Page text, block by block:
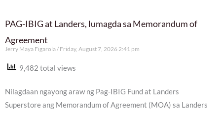
PAG-IBIG at Landers, lumagda sa Memorandum of
Agreement
Jerry Maya Figarola Friday, August 7, 2026 2:41 pm
9,482 total views
Nilagdaan ngayong araw ng Pag-IBIG Fund at Landers
Superstore ang Memorandum of Agreement (MOA) sa Landers